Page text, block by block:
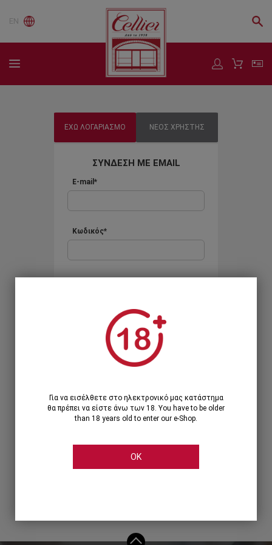
EN
ΕΧΩ ΛΟΓΑΡΙΑΣΜΟ ΝΕΟΣ ΧΡΗΣΤΗΣ
ΣΥΝΔΕΣΗ ΜΕ EMAIL
E-mail*
Κωδικός*
Ξεχάσατε τον κωδικό;
Ή
ΣΥΝΔΕΣΗ ΜΕ ...
Για να εισέλθετε στο ηλεκτρονικό μας κατάστημα
θα πρέπει να είστε άνω των 18. You have to be older
than 18 years old to enter our e-Shop.
OK